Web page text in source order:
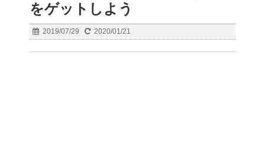
をゲットしよう
2019/07/29 2020/01/21